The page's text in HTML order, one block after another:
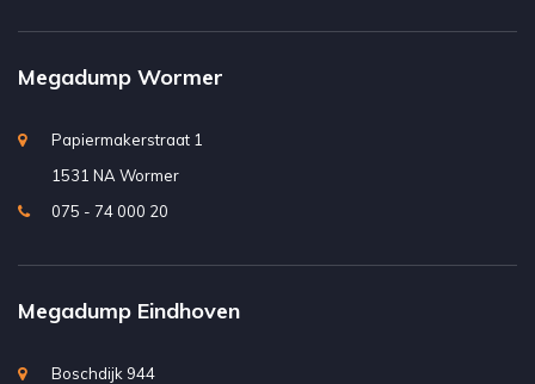
Megadump Wormer
Papiermakerstraat 1
1531 NA Wormer
075 - 74 000 20
Megadump Eindhoven
Boschdijk 944